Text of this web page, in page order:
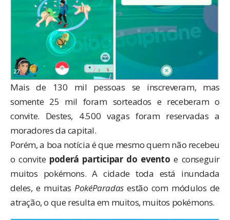
Mais de 130 mil pessoas se inscreveram, mas
somente 25 mil foram sorteados e receberam o
convite. Destes, 4.500 vagas foram reservadas a
moradores da capital.
Porém, a boa notícia é que mesmo quem não recebeu
o convite poderá participar do evento e conseguir
muitos pokémons. A cidade toda está inundada
deles, e muitasPokéParadasestão com módulos de
atração, o que resulta em muitos, muitos pokémons.